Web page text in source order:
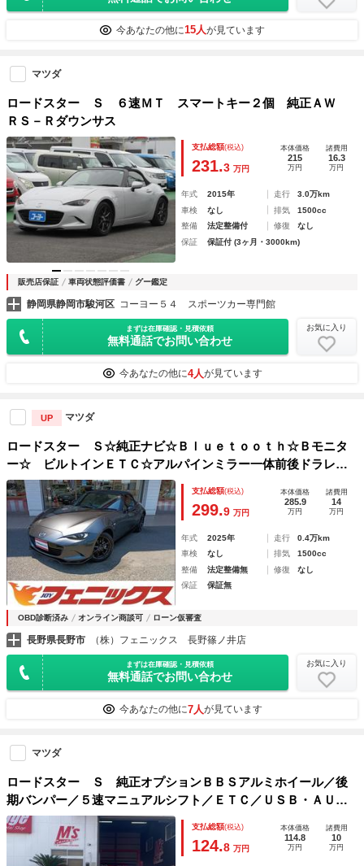
今あなたの他に15人が見ています
マツダ
ロードスター Ｓ ６速ＭＴ スマートキー２個 純正ＡＷ
ＲＳ－Ｒダウンサス
支払総額(税込)
231.3 万円
本体価格
215
万円
諸費用
16.3
万円
年式 2015年 走行
3.0万km
車検
なし 排気
1500cc
整備
法定整備付 修復
なし
保証
保証付 (3ヶ月・3000km)
販売店保証 車両状態評価書 グー鑑定
静岡県静岡市駿河区 コーヨー５４ スポーツカー専門館
まずは在庫確認・見積依頼
無料通話でお問い合わせ
お気に入り
今あなたの他に4人が見ています
UP マツダ
ロードスター Ｓ☆純正ナビ☆Ｂｌｕｅｔｏｏｔｈ☆Ｂモニタ
ー☆ ビルトインＥＴＣ☆アルパインミラー一体前後ドラレコ
☆純正フルエアロ☆ＬＥＤヘッドライト☆ｉ－アクティブセン
ス☆オートハイビーム☆リアパーキングセンサー☆ＢＳＭ☆Ｄ
ＳＣ☆プッシュスタート☆禁煙車☆
支払総額(税込)
299.9 万円
本体価格
285.9
万円
諸費用
14
万円
年式 2025年 走行
0.4万km
車検
なし 排気
1500cc
整備
法定整備無 修復
なし
保証
保証無
OBD診断済み オンライン商談可 ローン仮審査
長野県長野市 （株）フェニックス 長野篠ノ井店
まずは在庫確認・見積依頼
無料通話でお問い合わせ
お気に入り
今あなたの他に7人が見ています
マツダ
ロードスター Ｓ 純正オプションＢＢＳアルミホイール／後
期バンパー／５速マニュアルシフト／ＥＴＣ／ＵＳＢ・ＡＵＸ
接続
支払総額(税込)
124.8 万円
本体価格
114.8
万円
諸費用
10
万円